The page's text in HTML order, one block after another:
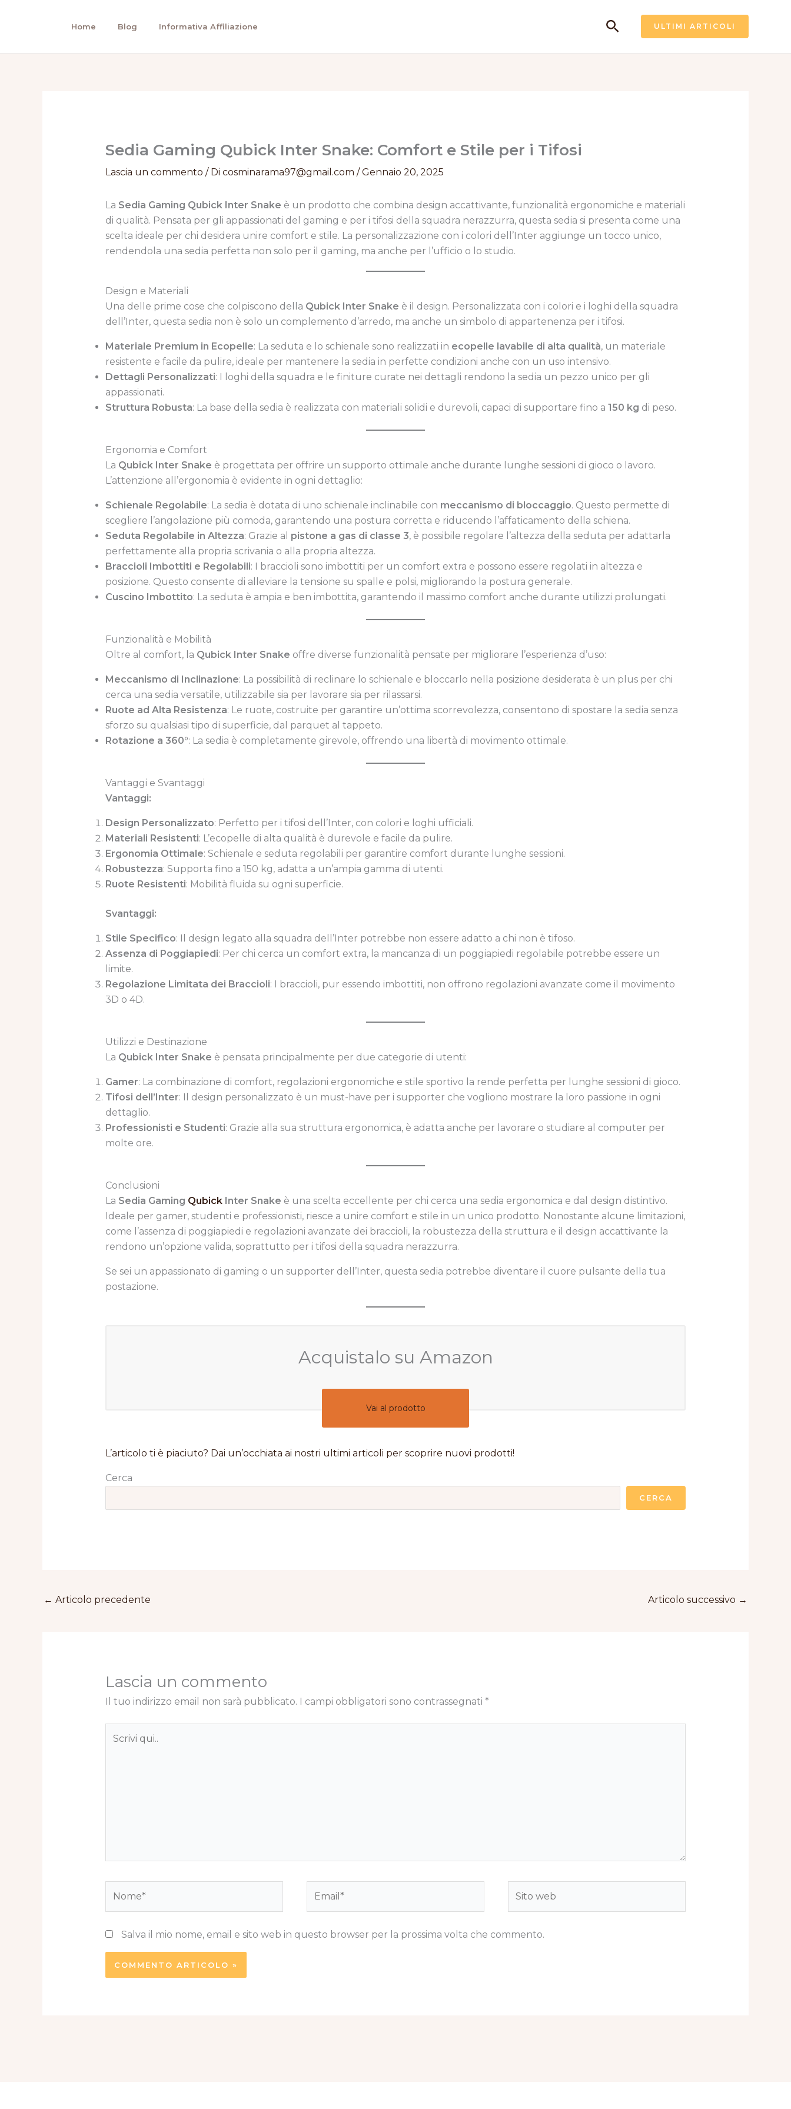
Home Blog Informativa Affiliazione Cerca ULTIMI ARTICOLI
Sedia Gaming Qubick Inter Snake: Comfort e Stile per i Tifosi
Lascia un commento / Di cosminarama97@gmail.com /Gennaio 20, 2025
La Sedia Gaming Qubick Inter Snake è un prodotto che combina design accattivante, funzionalità ergonomiche e materiali
di qualità. Pensata per gli appassionati del gaming e per i tifosi della squadra nerazzurra, questa sedia si presenta come una
scelta ideale per chi desidera unire comfort e stile. La personalizzazione con i colori dell’Inter aggiunge un tocco unico,
rendendola una sedia perfetta non solo per il gaming, ma anche per l’ufficio o lo studio.
Design e Materiali
Una delle prime cose che colpiscono della Qubick Inter Snake è il design. Personalizzata con i colori e i loghi della squadra
dell’Inter, questa sedia non è solo un complemento d’arredo, ma anche un simbolo di appartenenza per i tifosi.
Materiale Premium in Ecopelle: La seduta e lo schienale sono realizzati in ecopelle lavabile di alta qualità, un materiale
resistente e facile da pulire, ideale per mantenere la sedia in perfette condizioni anche con un uso intensivo.
Dettagli Personalizzati: I loghi della squadra e le finiture curate nei dettagli rendono la sedia un pezzo unico per gli
appassionati.
Struttura Robusta: La base della sedia è realizzata con materiali solidi e durevoli, capaci di supportare fino a 150 kg di peso.
Ergonomia e Comfort
La Qubick Inter Snake è progettata per offrire un supporto ottimale anche durante lunghe sessioni di gioco o lavoro.
L’attenzione all’ergonomia è evidente in ogni dettaglio:
Schienale Regolabile: La sedia è dotata di uno schienale inclinabile con meccanismo di bloccaggio. Questo permette di
scegliere l’angolazione più comoda, garantendo una postura corretta e riducendo l’affaticamento della schiena.
Seduta Regolabile in Altezza: Grazie al pistone a gas di classe 3, è possibile regolare l’altezza della seduta per adattarla
perfettamente alla propria scrivania o alla propria altezza.
Braccioli Imbottiti e Regolabili: I braccioli sono imbottiti per un comfort extra e possono essere regolati in altezza e
posizione. Questo consente di alleviare la tensione su spalle e polsi, migliorando la postura generale.
Cuscino Imbottito: La seduta è ampia e ben imbottita, garantendo il massimo comfort anche durante utilizzi prolungati.
Funzionalità e Mobilità
Oltre al comfort, la Qubick Inter Snake offre diverse funzionalità pensate per migliorare l’esperienza d’uso:
Meccanismo di Inclinazione: La possibilità di reclinare lo schienale e bloccarlo nella posizione desiderata è un plus per chi
cerca una sedia versatile, utilizzabile sia per lavorare sia per rilassarsi.
Ruote ad Alta Resistenza: Le ruote, costruite per garantire un’ottima scorrevolezza, consentono di spostare la sedia senza
sforzo su qualsiasi tipo di superficie, dal parquet al tappeto.
Rotazione a 360°: La sedia è completamente girevole, offrendo una libertà di movimento ottimale.
Vantaggi e Svantaggi
Vantaggi:
Design Personalizzato: Perfetto per i tifosi dell’Inter, con colori e loghi ufficiali.
Materiali Resistenti: L’ecopelle di alta qualità è durevole e facile da pulire.
Ergonomia Ottimale: Schienale e seduta regolabili per garantire comfort durante lunghe sessioni.
Robustezza: Supporta fino a 150 kg, adatta a un’ampia gamma di utenti.
Ruote Resistenti: Mobilità fluida su ogni superficie.
Svantaggi:
Stile Specifico: Il design legato alla squadra dell’Inter potrebbe non essere adatto a chi non è tifoso.
Assenza di Poggiapiedi: Per chi cerca un comfort extra, la mancanza di un poggiapiedi regolabile potrebbe essere un
limite.
Regolazione Limitata dei Braccioli: I braccioli, pur essendo imbottiti, non offrono regolazioni avanzate come il movimento
3D o 4D.
Utilizzi e Destinazione
La Qubick Inter Snake è pensata principalmente per due categorie di utenti:
Gamer: La combinazione di comfort, regolazioni ergonomiche e stile sportivo la rende perfetta per lunghe sessioni di gioco.
Tifosi dell’Inter: Il design personalizzato è un must-have per i supporter che vogliono mostrare la loro passione in ogni
dettaglio.
Professionisti e Studenti: Grazie alla sua struttura ergonomica, è adatta anche per lavorare o studiare al computer per
molte ore.
Conclusioni
La Sedia Gaming QubickInter Snake è una scelta eccellente per chi cerca una sedia ergonomica e dal design distintivo.
Ideale per gamer, studenti e professionisti, riesce a unire comfort e stile in un unico prodotto. Nonostante alcune limitazioni,
come l’assenza di poggiapiedi e regolazioni avanzate dei braccioli, la robustezza della struttura e il design accattivante la
rendono un’opzione valida, soprattutto per i tifosi della squadra nerazzurra.
Se sei un appassionato di gaming o un supporter dell’Inter, questa sedia potrebbe diventare il cuore pulsante della tua
postazione.
Acquistalo su Amazon
Vai al prodotto
L’articolo ti è piaciuto? Dai un’occhiata ai nostri ultimi articoli per scoprire nuovi prodotti!
Cerca
CERCA
← Articolo precedente Articolo successivo →
Lascia un commento
Il tuo indirizzo email non sarà pubblicato. I campi obbligatori sono contrassegnati *
Salva il mio nome, email e sito web in questo browser per la prossima volta che commento.